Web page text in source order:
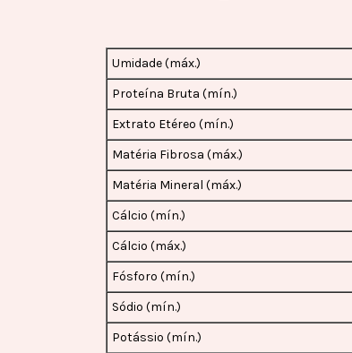
Umidade (máx.)
Proteína Bruta (mín.)
Extrato Etéreo (mín.)
Matéria Fibrosa (máx.)
Matéria Mineral (máx.)
Cálcio (mín.)
Cálcio (máx.)
Fósforo (mín.)
Sódio (mín.)
Potássio (mín.)